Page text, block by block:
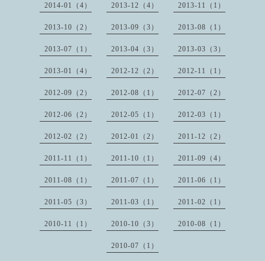
2014-01（4） 2013-12（4） 2013-11（1）
2013-10（2） 2013-09（3） 2013-08（1）
2013-07（1） 2013-04（3） 2013-03（3）
2013-01（4） 2012-12（2） 2012-11（1）
2012-09（2） 2012-08（1） 2012-07（2）
2012-06（2） 2012-05（1） 2012-03（1）
2012-02（2） 2012-01（2） 2011-12（2）
2011-11（1） 2011-10（1） 2011-09（4）
2011-08（1） 2011-07（1） 2011-06（1）
2011-05（3） 2011-03（1） 2011-02（1）
2010-11（1） 2010-10（3） 2010-08（1）
2010-07（1）